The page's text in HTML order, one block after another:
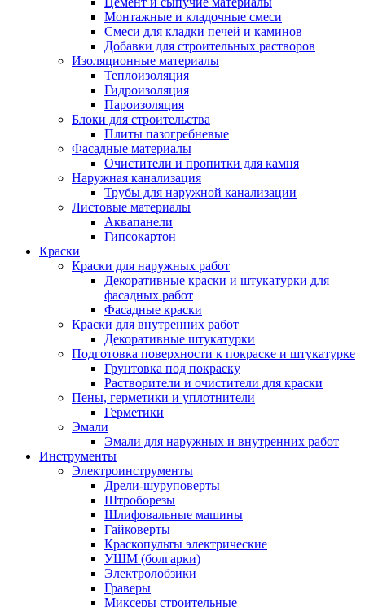
Монтажные и кладочные смеси
Смеси для кладки печей и каминов
Добавки для строительных растворов
Изоляционные материалы
Теплоизоляция
Гидроизоляция
Пароизоляция
Блоки для строительства
Плиты пазогребневые
Фасадные материалы
Очистители и пропитки для камня
Наружная канализация
Трубы для наружной канализации
Листовые материалы
Аквапанели
Гипсокартон
Краски
Краски для наружных работ
Декоративные краски и штукатурки для
фасадных работ
Фасадные краски
Краски для внутренних работ
Декоративные штукатурки
Подготовка поверхности к покраске и штукатурке
Грунтовка под покраску
Растворители и очистители для краски
Пены, герметики и уплотнители
Герметики
Эмали
Эмали для наружных и внутренних работ
Инструменты
Электроинструменты
Дрели-шуруповерты
Штроборезы
Шлифовальные машины
Гайковерты
Краскопульты электрические
УШМ (болгарки)
Электролобзики
Граверы
Миксеры строительные